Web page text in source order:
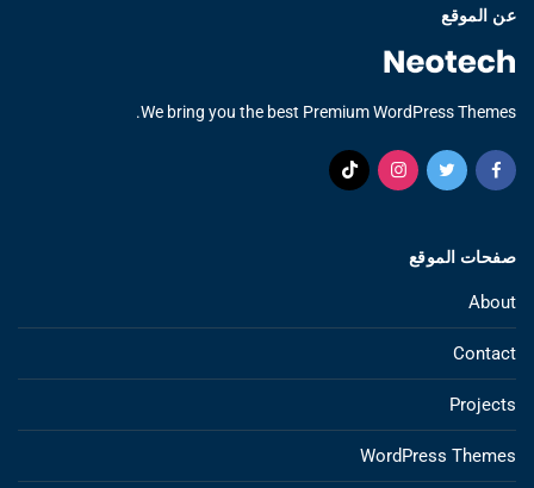
عن الموقع
We bring you the best Premium WordPress Themes.
صفحات الموقع
About
Contact
Projects
WordPress Themes